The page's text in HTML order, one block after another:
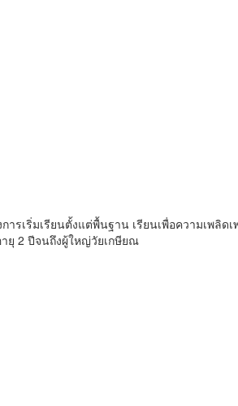
เริ่มเรียนตั้งแต่พื้นฐาน เรียนเพื่อความเพลิดเ
ยุ 2 ปีจนถึงผู้ใหญ่วัยเกษียณ